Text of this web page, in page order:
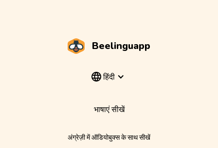
Beelinguapp
हिंदी
भाषाएं सीखें
अंग्रेज़ी में ऑडियोबुक्स के साथ सीखें